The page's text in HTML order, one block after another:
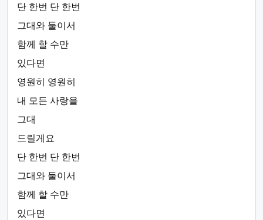
단 한번 단 한번
그대와 둘이서
함께 할 수만
있다면
영원히 영원히
내 모든 사랑을
그대
드릴게요
단 한번 단 한번
그대와 둘이서
함께 할 수만
있다면